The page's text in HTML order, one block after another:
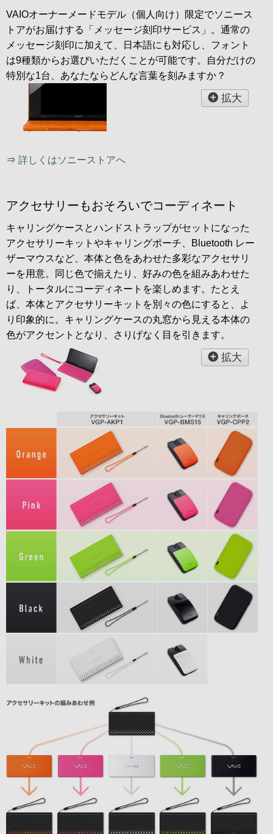
VAIOオーナーメードモデル（個人向け）限定でソニース
トアがお届けする「メッセージ刻印サービス」。通常の
メッセージ刻印に加えて、日本語にも対応し、フォント
は9種類からお選びいただくことが可能です。自分だけの
特別な1台、あなたならどんな言葉を刻みますか？
拡大
⇒ 詳しくはソニーストアへ
アクセサリーもおそろいでコーディネート
キャリングケースとハンドストラップがセットになった
アクセサリーキットやキャリングポーチ、Bluetooth レー
ザーマウスなど、本体と色をあわせた多彩なアクセサリ
ーを用意。同じ色で揃えたり、好みの色を組みあわせた
り、トータルにコーディネートを楽しめます。たとえ
ば、本体とアクセサリーキットを別々の色にすると、よ
り印象的に。キャリングケースの丸窓から見える本体の
色がアクセントとなり、さりげなく目を引きます。
拡大